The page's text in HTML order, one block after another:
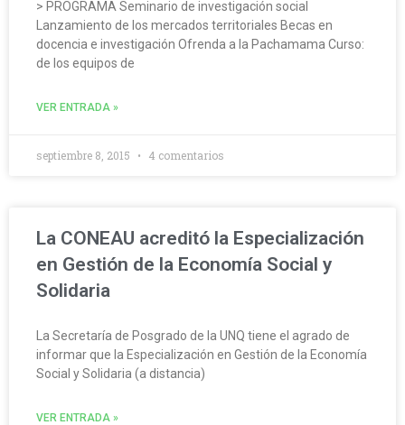
> PROGRAMA Seminario de investigación social
Lanzamiento de los mercados territoriales Becas en
docencia e investigación Ofrenda a la Pachamama Curso:
de los equipos de
VER ENTRADA »
septiembre 8, 2015 4 comentarios
La CONEAU acreditó la Especialización
en Gestión de la Economía Social y
Solidaria
La Secretaría de Posgrado de la UNQ tiene el agrado de
informar que la Especialización en Gestión de la Economía
Social y Solidaria (a distancia)
VER ENTRADA »